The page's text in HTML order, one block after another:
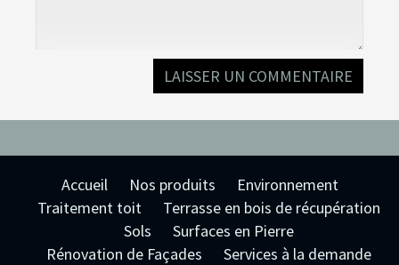
Accueil Nos produits
Environnement
Traitement toit
Terrasse en bois de récupération
Sols
Surfaces en Pierre
Rénovation de Façades
Services à la demande